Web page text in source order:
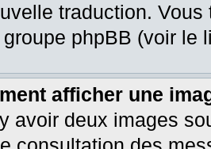
traduction.
phpBB (voir le
afficher une
avoir deux images